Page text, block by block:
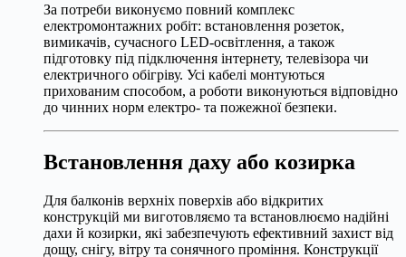
За потреби виконуємо повний комплекс
електромонтажних робіт: встановлення розеток,
вимикачів, сучасного LED-освітлення, а також
підготовку під підключення інтернету, телевізора чи
електричного обігріву. Усі кабелі монтуються
прихованим способом, а роботи виконуються відповідно
до чинних норм електро- та пожежної безпеки.
Встановлення даху або козирка
Для балконів верхніх поверхів або відкритих
конструкцій ми виготовляємо та встановлюємо надійні
дахи й козирки, які забезпечують ефективний захист від
дощу, снігу, вітру та сонячного проміння. Конструкції